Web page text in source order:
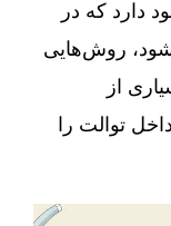
دارد که در
روش‌هایی
از
توالت را